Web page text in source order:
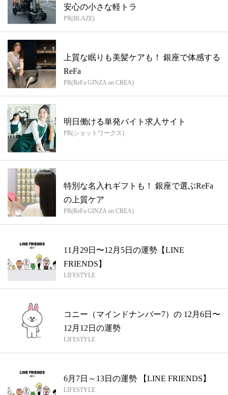
安心の小さな軽トラ
PR(BLAZE)
上質な眠りも美髪ケアも！ 銀座で体感する
ReFa
PR(ReFa GINZA on CREA)
明日働ける単発バイト求人サイト
PR(ショットワークス)
特別な名入れギフトも！ 銀座で選ぶReFa
の上質ケア
PR(ReFa GINZA on CREA)
11月29日〜12月5日の運勢【LINE
FRIENDS】
LIFESTYLE
コニー（マインドナンバー7）の 12月6日〜
12月12日の運勢
LIFESTYLE
6月7日～13日の運勢 【LINE FRIENDS】
LIFESTYLE